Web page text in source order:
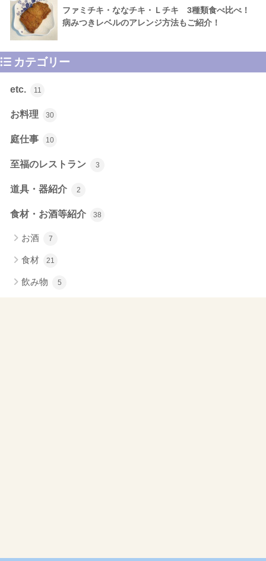
ファミチキ・ななチキ・Ｌチキ 3種類食べ比べ！
病みつきレベルのアレンジ方法もご紹介！
カテゴリー
etc. 11
お料理 30
庭仕事 10
至福のレストラン 3
道具・器紹介 2
食材・お酒等紹介 38
お酒 7
食材 21
飲み物 5